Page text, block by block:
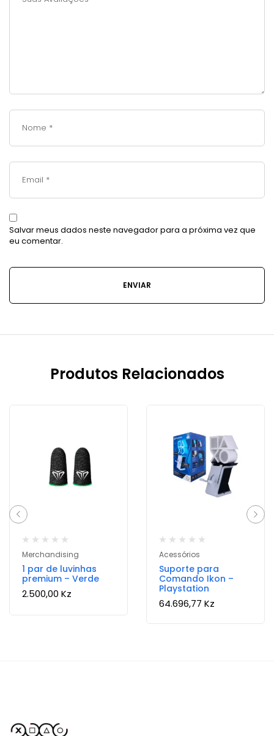
Salvar meus dados neste navegador para a próxima vez que
eu comentar.
Produtos Relacionados
Merchandising
1 par de luvinhas
premium – Verde
2.500,00 Kz
Acessórios
Suporte para
Comando Ikon –
Playstation
64.696,77 Kz